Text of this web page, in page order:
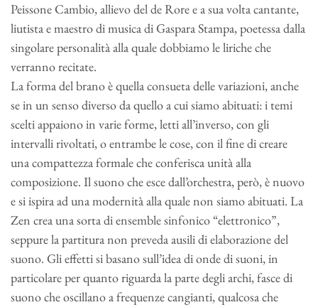
Peissone Cambio, allievo del de Rore e a sua volta cantante,
liutista e maestro di musica di Gaspara Stampa, poetessa dalla
singolare personalità alla quale dobbiamo le liriche che
verranno recitate.
La forma del brano è quella consueta delle variazioni, anche
se in un senso diverso da quello a cui siamo abituati: i temi
scelti appaiono in varie forme, letti all’inverso, con gli
intervalli rivoltati, o entrambe le cose, con il fine di creare
una compattezza formale che conferisca unità alla
composizione. Il suono che esce dall’orchestra, però, è nuovo
e si ispira ad una modernità alla quale non siamo abituati. La
Zen crea una sorta di ensemble sinfonico “elettronico”,
seppure la partitura non preveda ausili di elaborazione del
suono. Gli effetti si basano sull’idea di onde di suoni, in
particolare per quanto riguarda la parte degli archi, fasce di
suono che oscillano a frequenze cangianti, qualcosa che